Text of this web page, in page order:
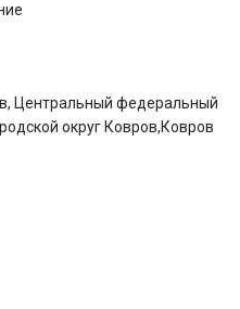
Центральный федеральный
округ Ковров,Ковров